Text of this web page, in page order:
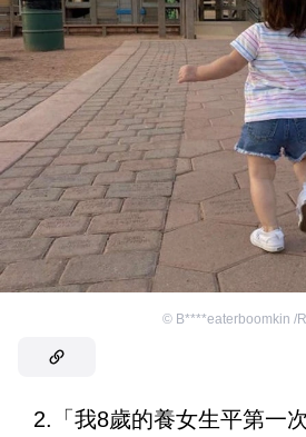
© B****eaterboomkin /
2.「我8歲的養女生平第一